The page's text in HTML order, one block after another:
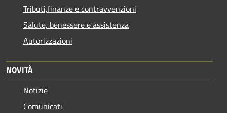
Tributi,finanze e contravvenzioni
Salute, benessere e assistenza
Autorizzazioni
NOVITÀ
Notizie
Comunicati